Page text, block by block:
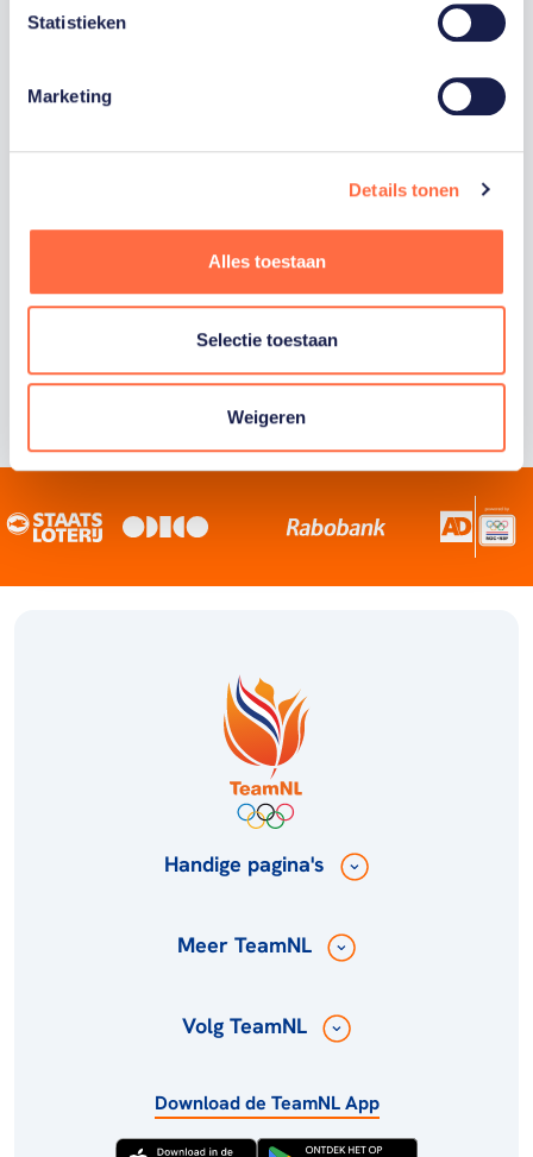
Statistieken
Marketing
Details tonen
Alles toestaan
Selectie toestaan
Weigeren
Trotse hoofdsponsor
Staatsloterij is trotse hoofdsponsor van
sportiefste land van de wereld maken.
Handige pagina's
Meer TeamNL
Volg TeamNL
Download de TeamNL App